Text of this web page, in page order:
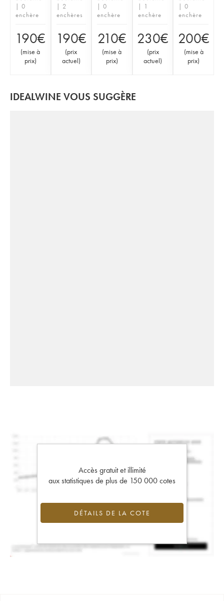
| 0
enchère
190€
(mise à
prix)
| 2
enchères
190€
(prix
actuel)
| 0
enchère
210€
(mise à
prix)
| 1
enchère
230€
(prix
actuel)
| 0
enchère
200€
(mise à
prix)
IDEALWINE VOUS SUGGÈRE
Accès gratuit et illimité
aux statistiques de plus de 150 000 cotes
DÉTAILS DE LA COTE